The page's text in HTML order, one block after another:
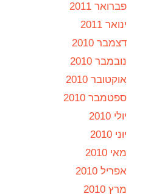
פברואר 2011
ינואר 2011
דצמבר 2010
נובמבר 2010
אוקטובר 2010
ספטמבר 2010
יולי 2010
יוני 2010
מאי 2010
אפריל 2010
מרץ 2010